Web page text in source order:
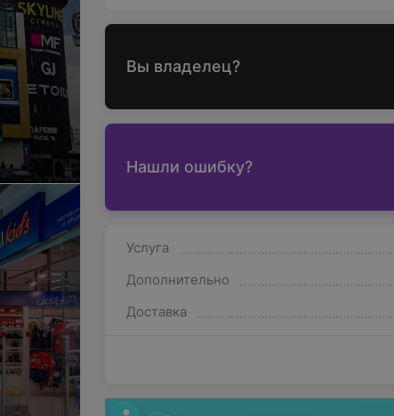
Вы владелец?
Нашли ошибку?
Услуга
Дополнительно
Доставка